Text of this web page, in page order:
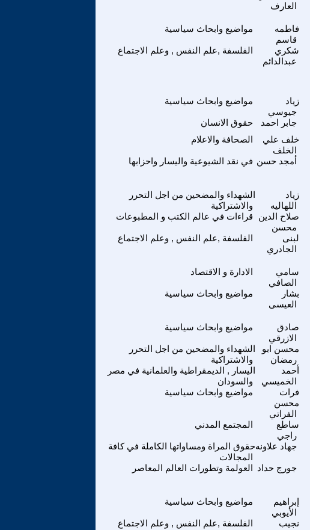
العارف
مواضيع وابحاث سياسية
فاطمه
قاسم
الفلسفة ,علم النفس , وعلم الاجتماع
شكري
عبدالدائم
مواضيع وابحاث سياسية
زياد
جيوسي
حقوق الانسان جابر احمد
الصحافة والاعلام
خلف علي
الخلف
في نقد الشيوعية واليسار واحزابها أمجد حسن
الشهداء والمضحين من اجل التحرر
والاشتراكية
زياد
اللهاليه
قراءات في عالم الكتب و المطبوعات
صلاح الدين
محسن
الفلسفة ,علم النفس , وعلم الاجتماع
لبنى
الجادري
الادارة و الاقتصاد
سامي
الصافي
مواضيع وابحاث سياسية
بشار
العيسى
مواضيع وابحاث سياسية
صادق
الازرقي
الشهداء والمضحين من اجل التحرر
والاشتراكية
محسن ابو
رمضان
اليسار , الديمقراطية والعلمانية في مصر
والسودان
أحمد
الخميسي
مواضيع وابحاث سياسية
فرات
محسن
الفراتي
المجتمع المدني
ساطع
راجي
حقوق المراة ومساواتها الكاملة في كافة
المجالات
جهاد علاونه
العولمة وتطورات العالم المعاصر جورج حداد
مواضيع وابحاث سياسية
إبراهيم
الأيوبي
الفلسفة ,علم النفس , وعلم الاجتماع
نجيب